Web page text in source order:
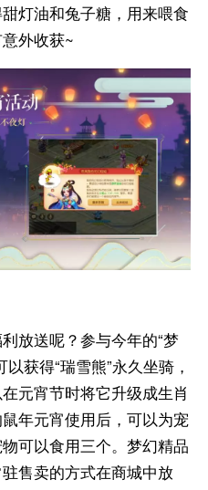
油和兔子糖，用来喂食
外收获~
送呢？参与今年的“梦
获得“瑞雪熊”永久坐骑，
元宵节时将它升级成生肖
年元宵使用后，可以为宠
可以食用三个。梦幻精品
售卖的方式在商城中放